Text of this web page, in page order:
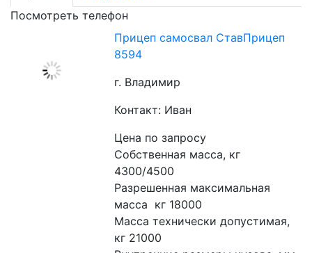
Посмотреть телефон
Прицеп самосвал СтавПрицеп
8594
г. Владимир
Контакт: Иван
Цена по запросу
Собственная масса, кг
4300/4500
Разрешенная максимальная
масса  кг 18000
Масса технически допустимая,
кг 21000